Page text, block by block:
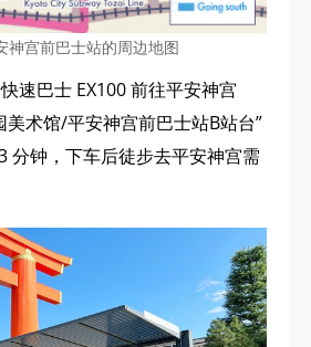
神宫前巴士站的周边地图
速巴士 EX100 前往平安神宫
美术馆/平安神宫前巴士站B站台”
分钟，下车后徒步去平安神宫需